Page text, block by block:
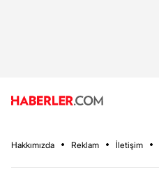
Hakkımızda Reklam İletişim